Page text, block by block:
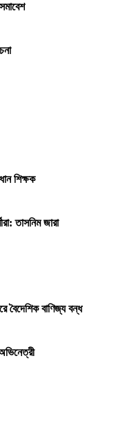
শিক্ষক
তাসনিম জারা
বৈদেশিক বাণিজ্য বন্ধ